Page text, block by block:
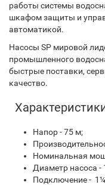
работы системы
шкафом защиты и
автоматикой.
Насосы SP мировой
промышленного
быстрые поставки,
качество.
Напор - 75 м;
Номинальная
Диаметр насоса -
Подключение -